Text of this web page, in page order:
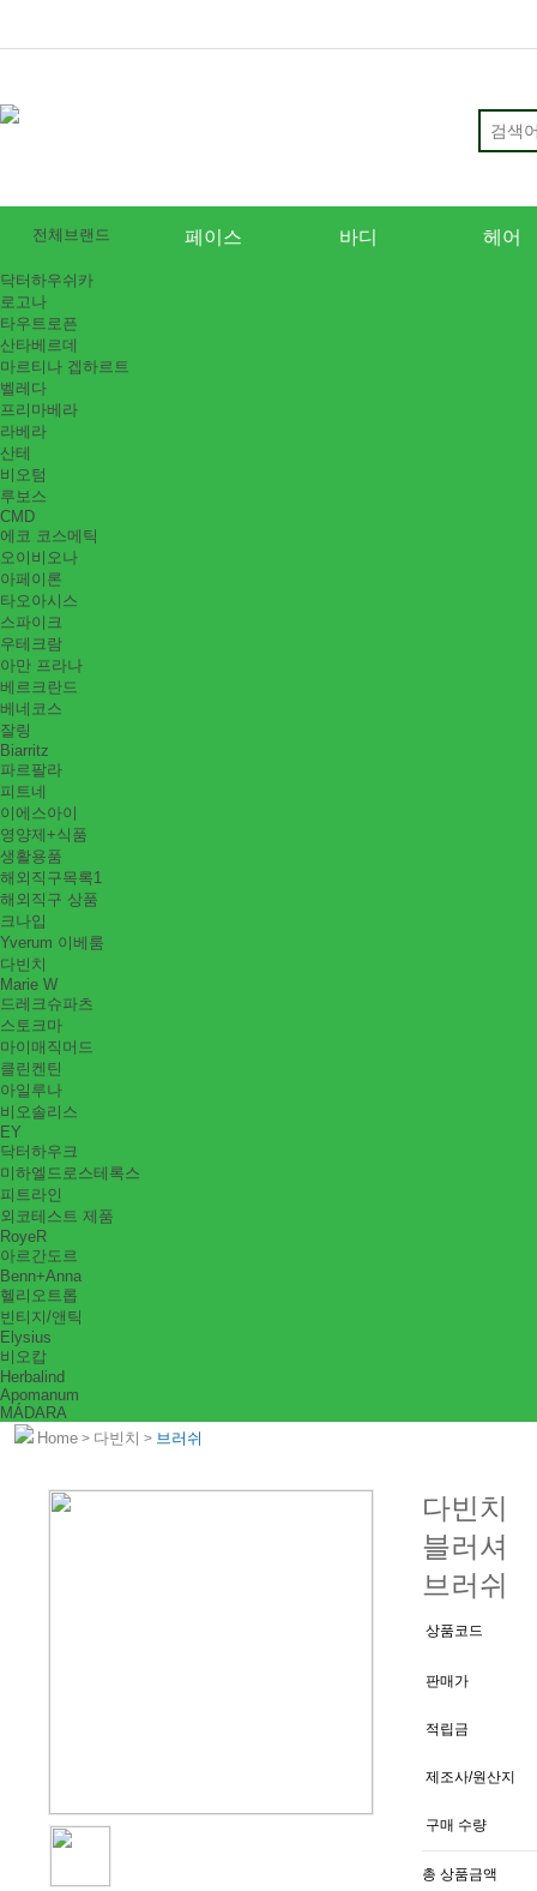
전체브랜드 페이스 바디 헤어
닥터하우쉬카
로고나
타우트로픈
산타베르데
마르티나 겝하르트
벨레다
프리마베라
라베라
산테
비오텀
루보스
CMD
에코 코스메틱
오이비오나
아페이론
타오아시스
스파이크
우테크람
아만 프라나
베르크란드
베네코스
잘링
Biarritz
파르팔라
피트네
이에스아이
영양제+식품
생활용품
해외직구목록1
해외직구 상품
크나입
Yverum 이베룸
다빈치
Marie W
드레크슈파츠
스토크마
마이매직머드
클린켄틴
아일루나
비오솔리스
EY
닥터하우크
미하엘드로스테록스
피트라인
외코테스트 제품
RoyeR
아르간도르
Benn+Anna
헬리오트롭
빈티지/앤틱
Elysius
비오캅
Herbalind
Apomanum
MÁDARA
Home > 다빈치 > 브러쉬
다빈치
블러셔
브러쉬
상품코드
판매가
적립금
제조사/원산지
구매 수량
총 상품금액